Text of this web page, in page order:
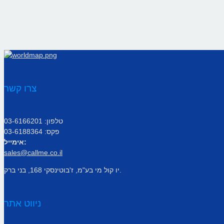
צרו קשר
טלפון: 03-6166201
פקס: 03-6188364
אימייל:
sales@callme.co.il
ניווט אתר